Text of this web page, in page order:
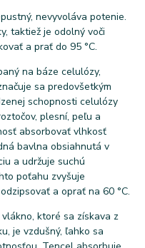
nevyvoláva potenie.
taktiež je odolný voči
a prať do 95 °C.
na báze celulózy,
sa predovšetkým
schopnosti celulózy
plesní, peľu a
absorbovať vlhkosť
bavlna obsiahnutá v
a udržuje suchú
poťahu zvyšuje
a oprať na 60 °C.
ktoré sa získava z
je vzdušný, ľahko sa